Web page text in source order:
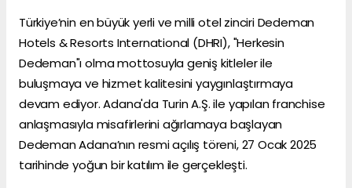
Türkiye’nin en büyük yerli ve milli otel zinciri Dedeman
Hotels & Resorts International (DHRI), "Herkesin
Dedeman"ı olma mottosuyla geniş kitleler ile
buluşmaya ve hizmet kalitesini yaygınlaştırmaya
devam ediyor. Adana'da Turin A.Ş. ile yapılan franchise
anlaşmasıyla misafirlerini ağırlamaya başlayan
Dedeman Adana’nın resmi açılış töreni, 27 Ocak 2025
tarihinde yoğun bir katılım ile gerçekleşti.